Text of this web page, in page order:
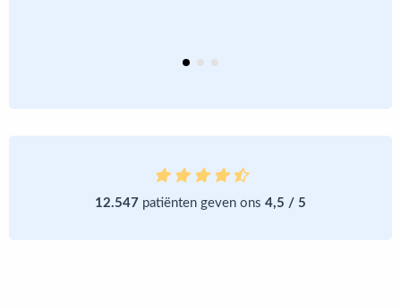
12.547 patiënten geven ons 4,5 / 5